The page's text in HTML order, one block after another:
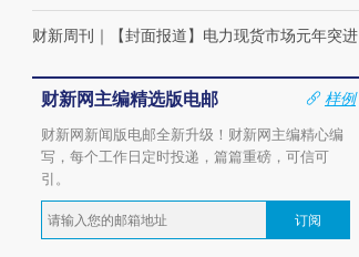
财新周刊 ｜ 【封面报道】电力现货市场元年突进
财新网主编精选版电邮
样例
财新网新闻版电邮全新升级！财新网主编精心编
写，每个工作日定时投递，篇篇重磅，可信可
引。
订阅